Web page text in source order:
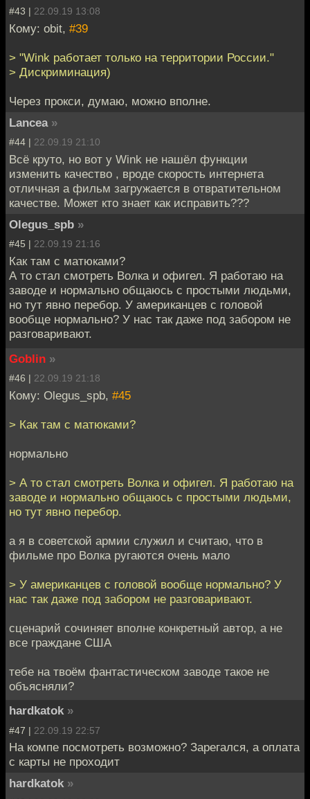
#43 | 22.09.19 13:08
Кому: obit, #39
> "Wink работает только на территории России."
> Дискриминация)
Через прокси, думаю, можно вполне.
Lancea »
#44 | 22.09.19 21:10
Всё круто, но вот у Wink не нашёл функции
изменить качество , вроде скорость интернета
отличная а фильм загружается в отвратительном
качестве. Может кто знает как исправить???
Olegus_spb »
#45 | 22.09.19 21:16
Как там с матюками?
А то стал смотреть Волка и офигел. Я работаю на
заводе и нормально общаюсь с простыми людьми,
но тут явно перебор. У американцев с головой
вообще нормально? У нас так даже под забором не
разговаривают.
Goblin »
#46 | 22.09.19 21:18
Кому: Olegus_spb, #45
> Как там с матюками?
нормально
> А то стал смотреть Волка и офигел. Я работаю на
заводе и нормально общаюсь с простыми людьми,
но тут явно перебор.
а я в советской армии служил и считаю, что в
фильме про Волка ругаются очень мало
> У американцев с головой вообще нормально? У
нас так даже под забором не разговаривают.
сценарий сочиняет вполне конкретный автор, а не
все граждане США
тебе на твоём фантастическом заводе такое не
объясняли?
hardkatok »
#47 | 22.09.19 22:57
На компе посмотреть возможно? Зарегался, а оплата
с карты не проходит
hardkatok »